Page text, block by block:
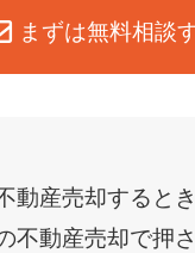
まずは無料相談
動産売却すると
不動産売却で押